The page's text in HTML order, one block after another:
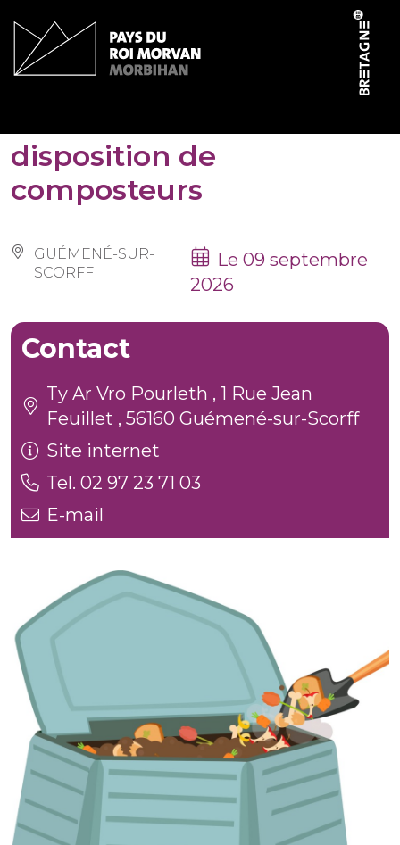
disposition de
composteurs
GUÉMENÉ-SUR-
SCORFF
Le 09 septembre
2026
Contact
Ty Ar Vro Pourleth , 1 Rue Jean
Feuillet , 56160 Guémené-sur-Scorff
Site internet
Tel. 02 97 23 71 03
E-mail